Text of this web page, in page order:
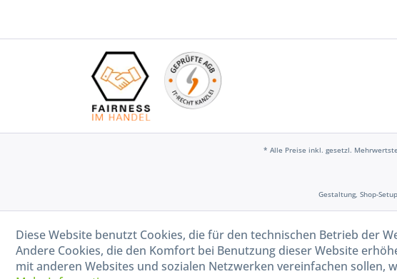
* Alle Preise inkl. gesetzl.
Gestaltung, Shop-
Diese Website benutzt Cookies, die für den technischen Betrieb der
Andere Cookies, die den Komfort bei Benutzung dieser Website
mit anderen Websites und sozialen Netzwerken vereinfachen sollen,